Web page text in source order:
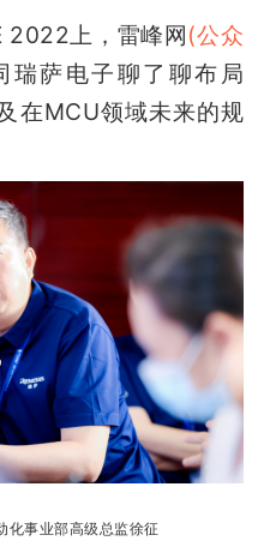
2022上，雷峰网(公众
瑞萨电子聊了聊布局
在MCU领域未来的规
化事业部高级总监徐征